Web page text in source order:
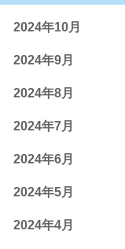
2024年10月
2024年9月
2024年8月
2024年7月
2024年6月
2024年5月
2024年4月